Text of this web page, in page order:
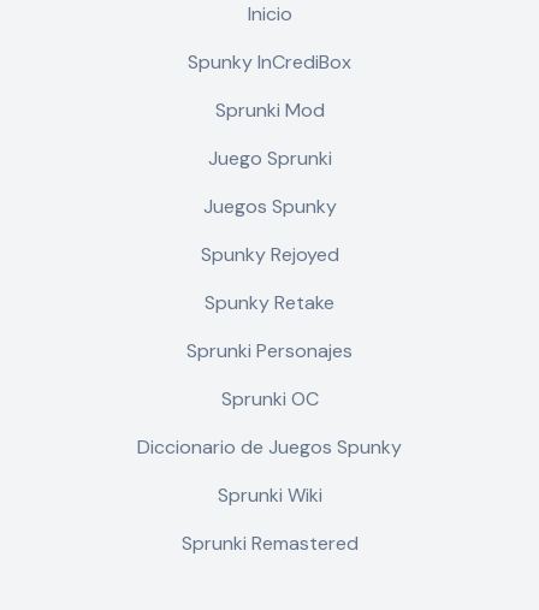
Inicio
Spunky InCrediBox
Sprunki Mod
Juego Sprunki
Juegos Spunky
Spunky Rejoyed
Spunky Retake
Sprunki Personajes
Sprunki OC
Diccionario de Juegos Spunky
Sprunki Wiki
Sprunki Remastered